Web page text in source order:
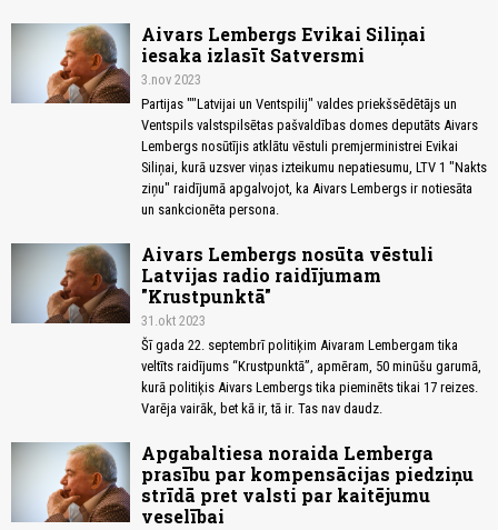
Aivars Lembergs Evikai Siliņai
iesaka izlasīt Satversmi
3.nov 2023
Partijas ""Latvijai un Ventspilij" valdes priekšsēdētājs un
Ventspils valstspilsētas pašvaldības domes deputāts Aivars
Lembergs nosūtījis atklātu vēstuli premjerministrei Evikai
Siliņai, kurā uzsver viņas izteikumu nepatiesumu, LTV 1 "Nakts
ziņu" raidījumā apgalvojot, ka Aivars Lembergs ir notiesāta
un sankcionēta persona.
Aivars Lembergs nosūta vēstuli
Latvijas radio raidījumam
"Krustpunktā"
31.okt 2023
Šī gada 22. septembrī politiķim Aivaram Lembergam tika
veltīts raidījums “Krustpunktā”, apmēram, 50 minūšu garumā,
kurā politiķis Aivars Lembergs tika pieminēts tikai 17 reizes.
Varēja vairāk, bet kā ir, tā ir. Tas nav daudz.
Apgabaltiesa noraida Lemberga
prasību par kompensācijas piedziņu
strīdā pret valsti par kaitējumu
veselībai